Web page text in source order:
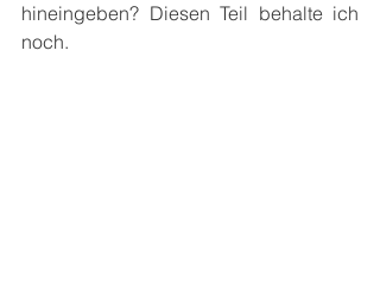
hineingeben? Diesen Teil behalte ich
noch.